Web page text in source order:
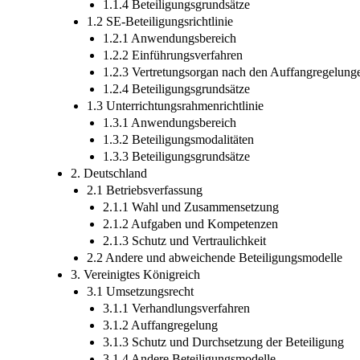
1.1.4 Beteiligungsgrundsätze
1.2 SE-Beteiligungsrichtlinie
1.2.1 Anwendungsbereich
1.2.2 Einführungsverfahren
1.2.3 Vertretungsorgan nach den
1.2.4 Beteiligungsgrundsätze
1.3 Unterrichtungsrahmenrichtlinie
1.3.1 Anwendungsbereich
1.3.2 Beteiligungsmodalitäten
1.3.3 Beteiligungsgrundsätze
2. Deutschland
2.1 Betriebsverfassung
2.1.1 Wahl und Zusammensetzung
2.1.2 Aufgaben und Kompetenzen
2.1.3 Schutz und Vertraulichkeit
2.2 Andere und abweichende Beteiligungsmodelle
3. Vereinigtes Königreich
3.1 Umsetzungsrecht
3.1.1 Verhandlungsverfahren
3.1.2 Auffangregelung
3.1.3 Schutz und Durchsetzung der Beteiligung